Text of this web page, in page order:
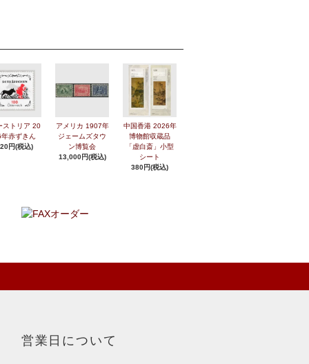
ストリア 20
赤ずきん
円(税込)
アメリカ 1907年
ジェームズタウ
ン博覧会
13,000円(税込)
中国香港 2026年
博物館収蔵品
「虚白斎」小型
シート
380円(税込)
営業日について